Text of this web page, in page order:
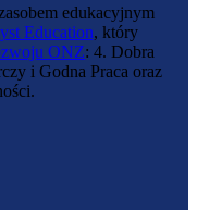
edukacyjnym
Education, który
ONZ: 4. Dobra
i Godna Praca oraz